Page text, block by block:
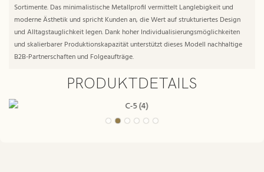
Sortimente. Das minimalistische Metallprofil vermittelt Langlebigkeit und
moderne Ästhetik und spricht Kunden an, die Wert auf strukturiertes Design
und Alltagstauglichkeit legen. Dank hoher Individualisierungsmöglichkeiten
und skalierbarer Produktionskapazität unterstützt dieses Modell nachhaltige
B2B-Partnerschaften und Folgeaufträge.
PRODUKTDETAILS